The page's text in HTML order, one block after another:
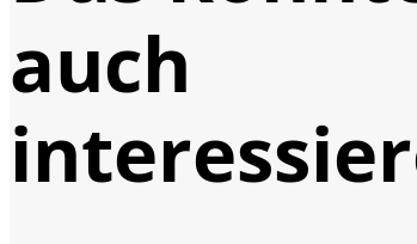
auch